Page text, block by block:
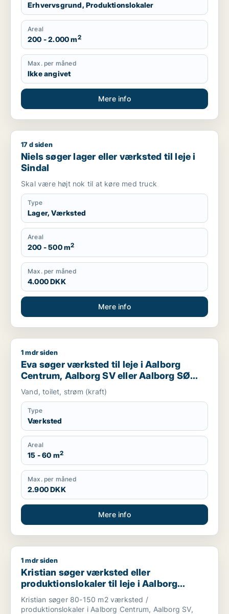
Erhvervsgrund, Produktionslokaler
Areal
200 - 2.000 m2
Max. per måned
Ikke angivet
Mere info
Niels søger lager eller værksted til leje i Sindal
17 d siden
Niels søger lager eller værksted til leje i
Sindal
Skal være højt nok til at køre med truck
Type
Lager, Værksted
Areal
200 - 500 m2
Max. per måned
4.000 DKK
Mere info
Eva søger værksted til leje i Aalborg Centrum, Aalborg SV
1 mdr siden
Eva søger værksted til leje i Aalborg
Centrum, Aalborg SV eller Aalborg SØ
m.fl.
Vand, toilet, strøm (kraft)
Type
Værksted
Areal
15 - 60 m2
Max. per måned
2.900 DKK
Mere info
Kristian søger værksted eller produktionslokaler til leje i
1 mdr siden
Kristian søger værksted eller
produktionslokaler til leje i Aalborg
Centrum, Aalborg SV eller Aalborg SØ
m.fl.
Kristian søger 80-150 m2 værksted /
produktionslokaler i Aalborg Centrum, Aalborg SV,